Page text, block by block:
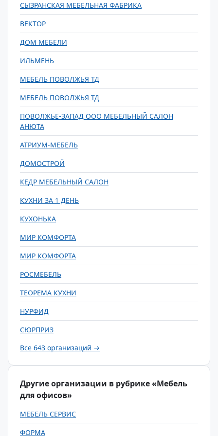
СЫЗРАНСКАЯ МЕБЕЛЬНАЯ ФАБРИКА
ВЕКТОР
ДОМ МЕБЕЛИ
ИЛЬМЕНЬ
МЕБЕЛЬ ПОВОЛЖЬЯ ТД
МЕБЕЛЬ ПОВОЛЖЬЯ ТД
ПОВОЛЖЬЕ-ЗАПАД ООО МЕБЕЛЬНЫЙ САЛОН
АНЮТА
АТРИУМ-МЕБЕЛЬ
ДОМОСТРОЙ
КЕДР МЕБЕЛЬНЫЙ САЛОН
КУХНИ ЗА 1 ДЕНЬ
КУХОНЬКА
МИР КОМФОРТА
МИР КОМФОРТА
РОСМЕБЕЛЬ
ТЕОРЕМА КУХНИ
НУРФИД
СЮРПРИЗ
Все 643 организаций →
Другие организации в рубрике «Мебель
для офисов»
МЕБЕЛЬ СЕРВИС
ФОРМА